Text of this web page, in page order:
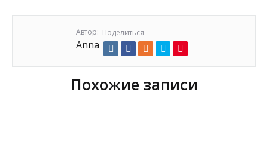
Автор:
Anna
Поделиться
Похожие записи